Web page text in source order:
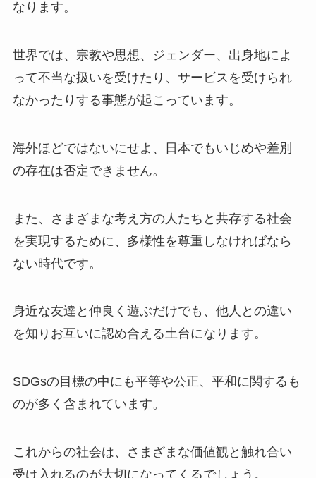
なります。
世界では、宗教や思想、ジェンダー、出身地によ
って不当な扱いを受けたり、サービスを受けられ
なかったりする事態が起こっています。
海外ほどではないにせよ、日本でもいじめや差別
の存在は否定できません。
また、さまざまな考え方の人たちと共存する社会
を実現するために、多様性を尊重しなければなら
ない時代です。
身近な友達と仲良く遊ぶだけでも、他人との違い
を知りお互いに認め合える土台になります。
SDGsの目標の中にも平等や公正、平和に関するも
のが多く含まれています。
これからの社会は、さまざまな価値観と触れ合い
受け入れるのが大切になってくるでしょう。